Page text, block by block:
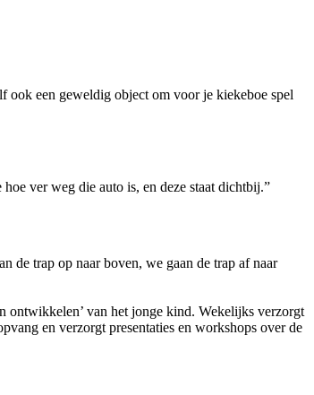
een geweldig object om voor je kiekeboe spel
ver weg die auto is, en deze staat dichtbij.”
de trap op naar boven, we gaan de trap af naar
ontwikkelen’ van het jonge kind. Wekelijks verzorgt
en verzorgt presentaties en workshops over de